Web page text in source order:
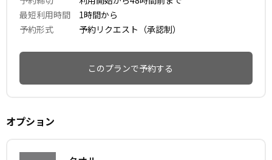
最短利用時間 1時間から
予約形式 予約リクエスト（承認制）
このプランで予約する
オプション